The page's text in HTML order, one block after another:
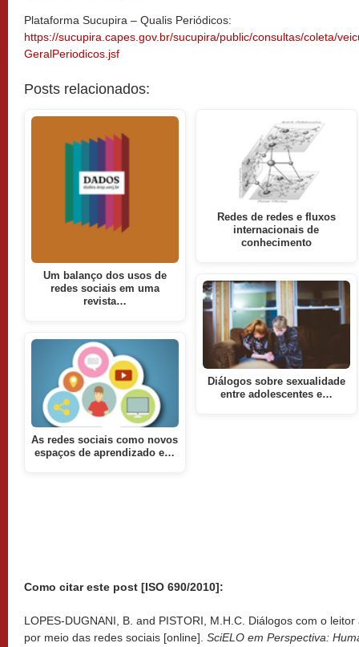
Plataforma Sucupira – Qualis Periódicos:
https://sucupira.capes.gov.br/sucupira/public/consultas/coleta/
GeralPeriodicos.jsf
Posts relacionados:
Um balanço dos usos de
redes sociais em uma
revista…
As redes sociais como novos
espaços de aprendizado e…
Redes de redes e fluxos
internacionais de
conhecimento
Diálogos sobre sexualidade
entre adolescentes e…
Como citar este post [ISO 690/2010]:
LOPES-DUGNANI, B. and PISTORI, M.H.C. Diálogos com o
por meio das redes sociais [online]. SciELO em Perspectiva: